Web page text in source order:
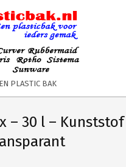
PLASTIC BAK
– 30 l – Kunststof